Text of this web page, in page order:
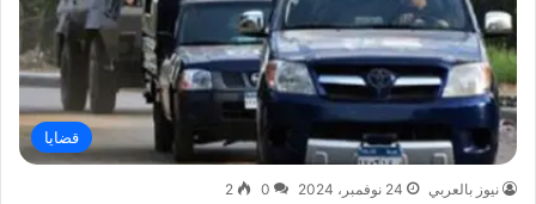
قضايا
نيوز بالعربي 24 نوفمبر، 2024 0
2